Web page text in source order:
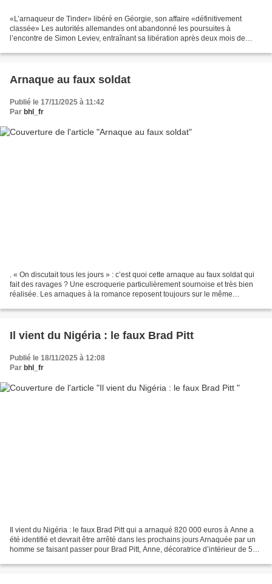
«L’arnaqueur de Tinder» libéré en Géorgie, son affaire «définitivement
classée» Les autorités allemandes ont abandonné les poursuites à
l’encontre de Simon Leviev, entraînant sa libération après deux mois de
Arnaque au faux soldat
Publié le 17/11/2025 à 11:42
Par bhl_fr
. « On discutait tous les jours » : c’est quoi cette arnaque au faux soldat qui
fait des ravages ? Une escroquerie particulièrement sournoise et très bien
réalisée. Les arnaques à la romance reposent toujours sur le même
Il vient du Nigéria : le faux Brad Pitt
Publié le 18/11/2025 à 12:08
Par bhl_fr
Il vient du Nigéria : le faux Brad Pitt qui a arnaqué 820 000 euros à Anne a
été identifié et devrait être arrêté dans les prochains jours Arnaquée par un
homme se faisant passer pour Brad Pitt, Anne, décoratrice d’intérieur de 53